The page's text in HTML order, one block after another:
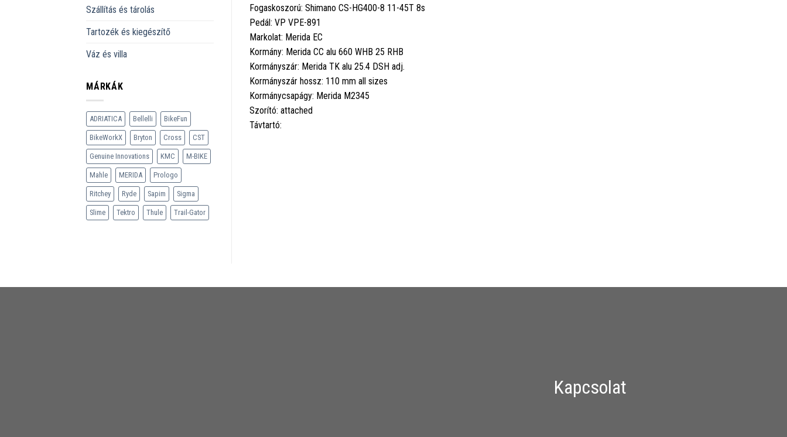
Szállítás és tárolás
Tartozék és kiegészítő
Váz és villa
MÁRKÁK
ADRIATICA Bellelli BikeFun
BikeWorkX Bryton Cross CST
Genuine Innovations KMC M-BIKE
Mahle MERIDA Prologo
Ritchey Ryde Sapim Sigma
Slime Tektro Thule Trail-Gator
Fogaskoszorú: Shimano CS-HG400-8 11-45T 8s
Pedál: VP VPE-891
Markolat: Merida EC
Kormány: Merida CC alu 660 WHB 25 RHB
Kormányszár: Merida TK alu 25.4 DSH adj.
Kormányszár hossz: 110 mm all sizes
Kormánycsapágy: Merida M2345
Szorító: attached
Távtartó:
Kapcsolat